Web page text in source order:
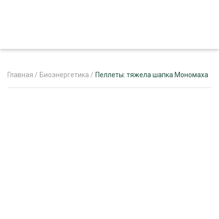
Главная / Биоэнергетика / Пеллеты: тяжела шапка Мономаха